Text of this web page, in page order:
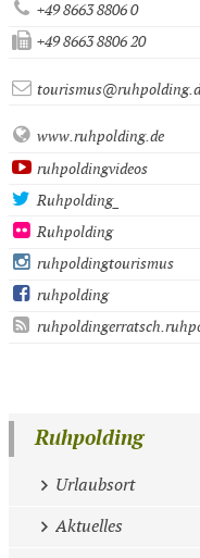
+49 8663 8806 0
+49 8663 8806 20
www.ruhpolding.de
ruhpoldingvideos
Ruhpolding_
Ruhpolding
ruhpoldingtourismus
ruhpolding
Ruhpolding
Urlaubsort
Aktuelles